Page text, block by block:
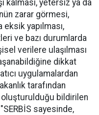
kalması, yetersiz ya da
zarar görmesi,
eksik yapılması,
ve bazı durumlarda
verilere ulaşılması
dikkat
uygulamalardan
tarafından
bildirilen
sayesinde,